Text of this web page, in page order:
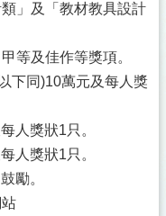
」及「教材教具設計
等及佳作等獎項。
同)10萬元及每人獎
獎狀1只。
獎狀1只。
勵。